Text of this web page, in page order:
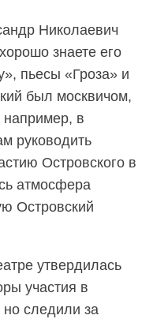
Николаевич
знаете его
пьесы «Гроза» и
был москвичом,
например, в
руководить
Островского в
атмосфера
Островский
утвердилась
участия в
но следили за